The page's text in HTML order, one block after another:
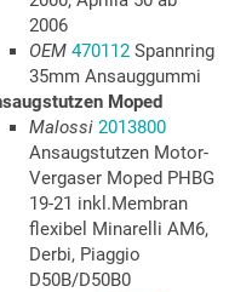
2006
OEM 470112Spannring
35mm Ansauggummi
Moped
Malossi 2013800
Ansaugstutzen Motor-
Vergaser Moped PHBG
19-21 inkl.Membran
flexibel Minarelli AM6,
Derbi, Piaggio
D50B/D50B0